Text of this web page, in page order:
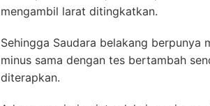
mengambil larat ditingkatkan.
Sehingga Saudara belakang berpunya
minus sama dengan tes bertambah
diterapkan.